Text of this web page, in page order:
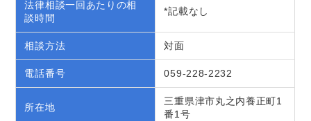
法律相談一回あたりの相
談時間
*記載なし
相談方法 対面
電話番号 059-228-2232
所在地
三重県津市丸之内養正町1
番1号